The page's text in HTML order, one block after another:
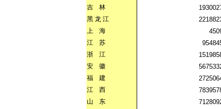
吉
林
黑 龙 江
上
海
江
苏
浙
江
安
徽
福
建
江
西
山
东